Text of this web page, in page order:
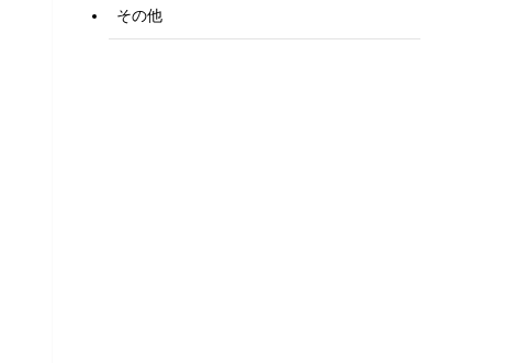
その他